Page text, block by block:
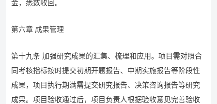
金，悉数收回。
第六章 成果管理
第十九条 加强研究成果的汇集、梳理和应用。项目需对照合
同考核指标按时提交初期开题报告、中期实施报告等阶段性
成果，项目执行期满需提交研究报告、决策咨询报告等研究
成果。项目验收通过后，项目负责人根据验收意见完善验收